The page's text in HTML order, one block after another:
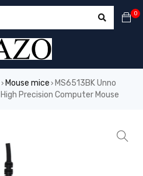
0
› Mouse mice › MS6513BK Unno
Precision Computer Mouse